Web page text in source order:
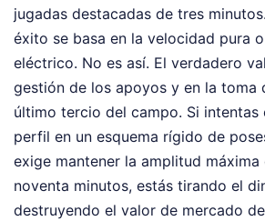
jugadas destacadas de tres
éxito se basa en la velocidad pura
eléctrico. No es así. El verdadero
gestión de los apoyos y en la toma
último tercio del campo. Si intentas
perfil en un esquema rígido de
exige mantener la amplitud máxima
noventa minutos, estás tirando el
destruyendo el valor de mercado